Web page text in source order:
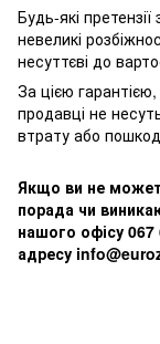
Будь-які
невеликі
несуттєві до
За цією
продавці не
втрату або
Якщо ви не
порада чи
нашого офісу
адресу